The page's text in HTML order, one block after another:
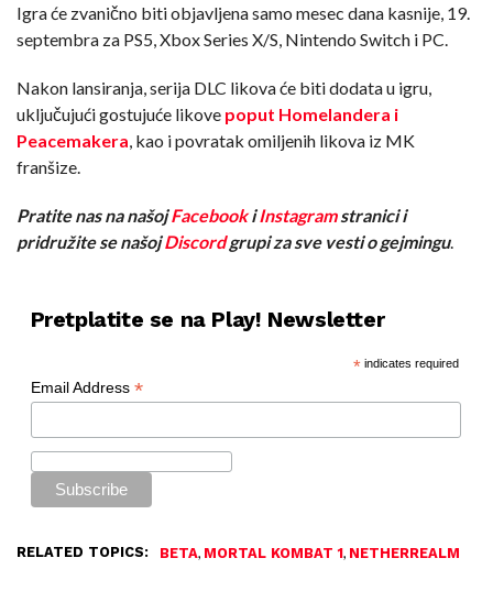
Igra će zvanično biti objavljena samo mesec dana kasnije, 19.
septembra za PS5, Xbox Series X/S, Nintendo Switch i PC.
Nakon lansiranja, serija DLC likova će biti dodata u igru,
uključujući gostujuće likove poput Homelandera i
Peacemakera , kao i povratak omiljenih likova iz MK
franšize.
Pratite nas na našojFacebookiInstagramstranici i
pridružite se našojDiscordgrupi za sve vesti o gejmingu.
Pretplatite se na Play! Newsletter
*indicates required
Email Address *
RELATED TOPICS: BETA, MORTAL KOMBAT 1, NETHERREALM